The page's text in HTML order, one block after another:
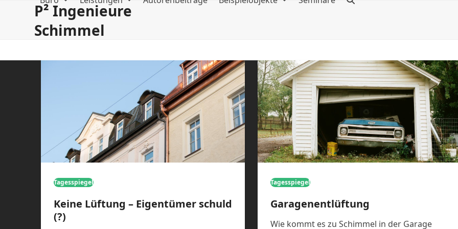
P² Ingenieure
Schimmel
Tagesspiegel
Keine Lüftung – Eigentümer schuld
(?)
Tagesspiegel
Garagenentlüftung
Wie kommt es zu Schimmel in der Garage